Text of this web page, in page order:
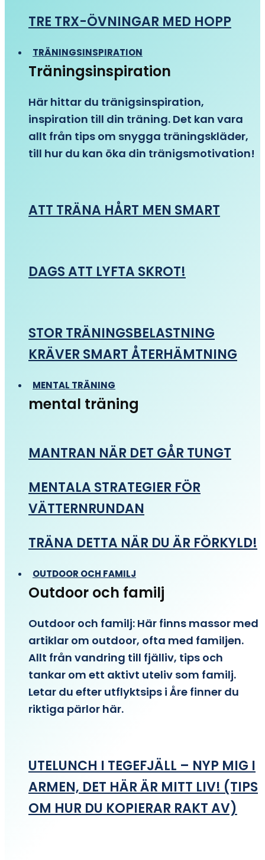
TRE TRX-ÖVNINGAR MED HOPP
TRÄNINGSINSPIRATION
Träningsinspiration
Här hittar du tränigsinspiration,
inspiration till din träning. Det kan vara
allt från tips om snygga träningskläder,
till hur du kan öka din tränigsmotivation!
ATT TRÄNA HÅRT MEN SMART
DAGS ATT LYFTA SKROT!
STOR TRÄNINGSBELASTNING
KRÄVER SMART ÅTERHÄMTNING
MENTAL TRÄNING
mental träning
MANTRAN NÄR DET GÅR TUNGT
MENTALA STRATEGIER FÖR
VÄTTERNRUNDAN
TRÄNA DETTA NÄR DU ÄR FÖRKYLD!
OUTDOOR OCH FAMILJ
Outdoor och familj
Outdoor och familj: Här finns massor med
artiklar om outdoor, ofta med familjen.
Allt från vandring till fjälliv, tips och
tankar om ett aktivt uteliv som familj.
Letar du efter utflyktsips i Åre finner du
riktiga pärlor här.
UTELUNCH I TEGEFJÄLL – NYP MIG I
ARMEN, DET HÄR ÄR MITT LIV! (TIPS
OM HUR DU KOPIERAR RAKT AV)